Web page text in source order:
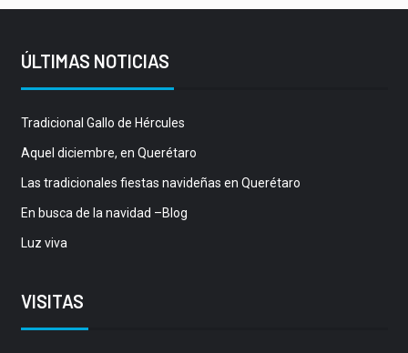
ÚLTIMAS NOTICIAS
Tradicional Gallo de Hércules
Aquel diciembre, en Querétaro
Las tradicionales fiestas navideñas en Querétaro
En busca de la navidad –Blog
Luz viva
VISITAS